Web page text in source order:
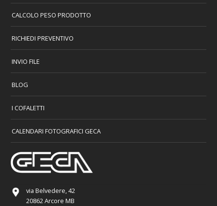
CALCOLO PESO PRODOTTO
RICHIEDI PREVENTIVO
INVIO FILE
BLOG
I COFALETTI
CALENDARI FOTOGRAFICI GECA
via Belvedere, 42
20862 Arcore MB